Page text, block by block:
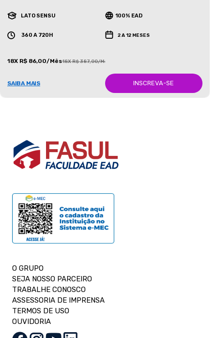
LATO SENSU 100% EAD
360 A 720H 2 A 12 MESES
18X R$ 86,00/Mês18X R$ 387,00/Mês
SAIBA MAIS INSCREVA-SE
O GRUPO
SEJA NOSSO PARCEIRO
TRABALHE CONOSCO
ASSESSORIA DE IMPRENSA
TERMOS DE USO
OUVIDORIA